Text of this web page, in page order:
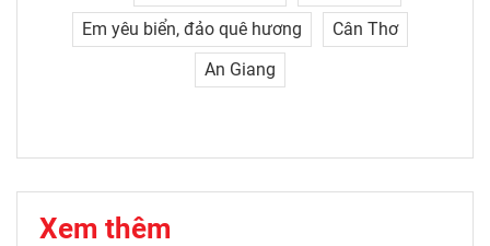
Em yêu biển, đảo quê hương
Cân Thơ
An Giang
Xem thêm